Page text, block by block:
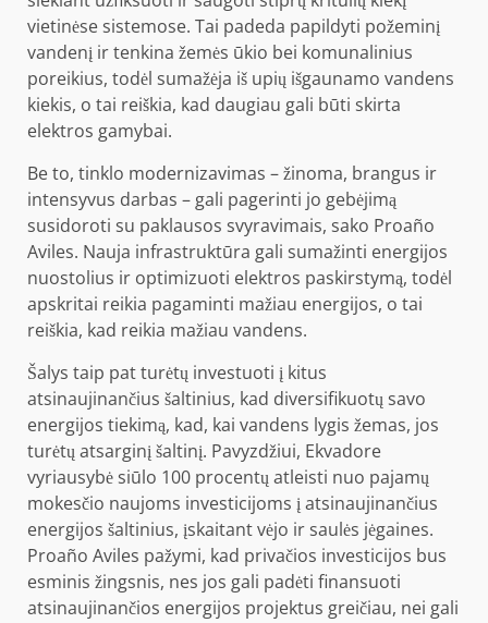
vietinėse sistemose. Tai padeda papildyti požeminį
vandenį ir tenkina žemės ūkio bei komunalinius
poreikius, todėl sumažėja iš upių išgaunamo vandens
kiekis, o tai reiškia, kad daugiau gali būti skirta
elektros gamybai.
Be to, tinklo modernizavimas – žinoma, brangus ir
intensyvus darbas – gali pagerinti jo gebėjimą
susidoroti su paklausos svyravimais, sako Proaño
Aviles. Nauja infrastruktūra gali sumažinti energijos
nuostolius ir optimizuoti elektros paskirstymą, todėl
apskritai reikia pagaminti mažiau energijos, o tai
reiškia, kad reikia mažiau vandens.
Šalys taip pat turėtų investuoti į kitus
atsinaujinančius šaltinius, kad diversifikuotų savo
energijos tiekimą, kad, kai vandens lygis žemas, jos
turėtų atsarginį šaltinį. Pavyzdžiui, Ekvadore
vyriausybė siūlo 100 procentų atleisti nuo pajamų
mokesčio naujoms investicijoms į atsinaujinančius
energijos šaltinius, įskaitant vėjo ir saulės jėgaines.
Proaño Aviles pažymi, kad privačios investicijos bus
esminis žingsnis, nes jos gali padėti finansuoti
atsinaujinančios energijos projektus greičiau, nei gali